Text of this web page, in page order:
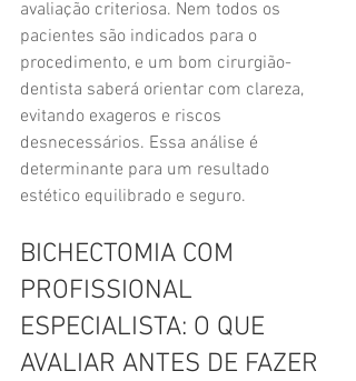
avaliação criteriosa. Nem todos os
pacientes são indicados para o
procedimento, e um bom cirurgião-
dentista saberá orientar com clareza,
evitando exageros e riscos
desnecessários. Essa análise é
determinante para um resultado
estético equilibrado e seguro.
BICHECTOMIA COM
PROFISSIONAL
ESPECIALISTA: O QUE
AVALIAR ANTES DE FAZER